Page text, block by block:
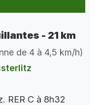
- 21 km
de 4 à 4,5 km/h)
RER C à 8h32